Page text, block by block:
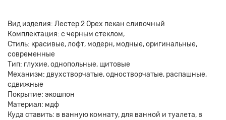
Вид изделия: Лестер 2 Орех пекан сливочный
Комплектация: с черным стеклом,
Стиль: красивые, лофт, модерн, модные, оригинальные,
современные
Тип: глухие, однопольные, щитовые
Механизм: двухстворчатые, одностворчатые, распашные,
сдвижные
Покрытие: экошпон
Материал: мдф
Куда ставить: в ванную комнату, для ванной и туалета, в